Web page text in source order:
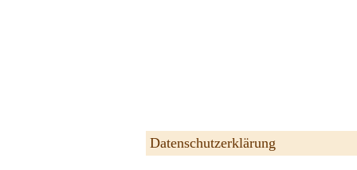
Datenschutzerklärung